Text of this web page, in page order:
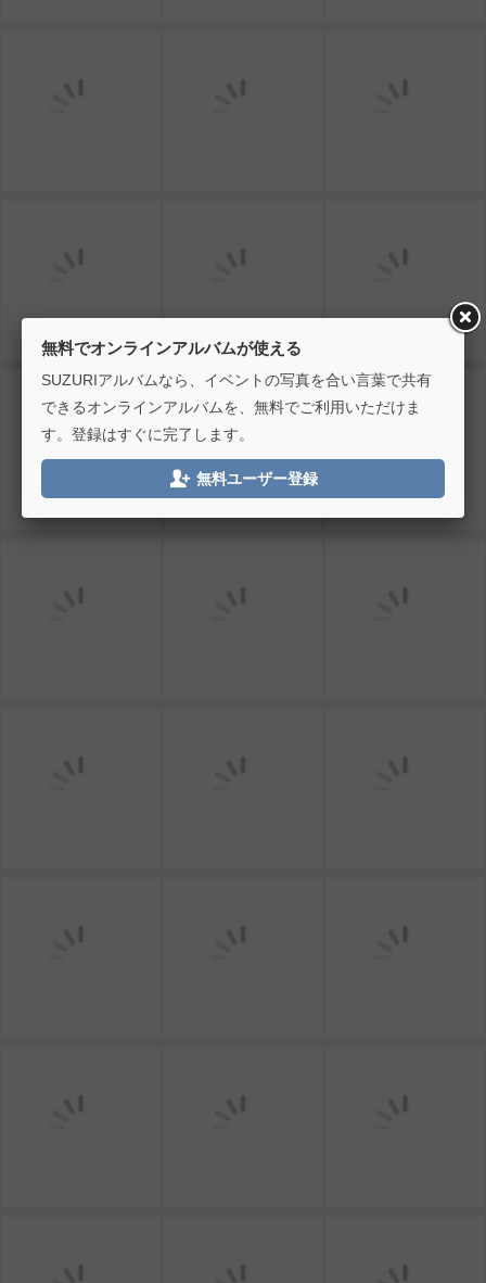
無料でオンラインアルバムが使える
SUZURIアルバムなら、イベントの写真を合い言葉で共有
できるオンラインアルバムを、無料でご利用いただけま
す。登録はすぐに完了します。
 無料ユーザー登録